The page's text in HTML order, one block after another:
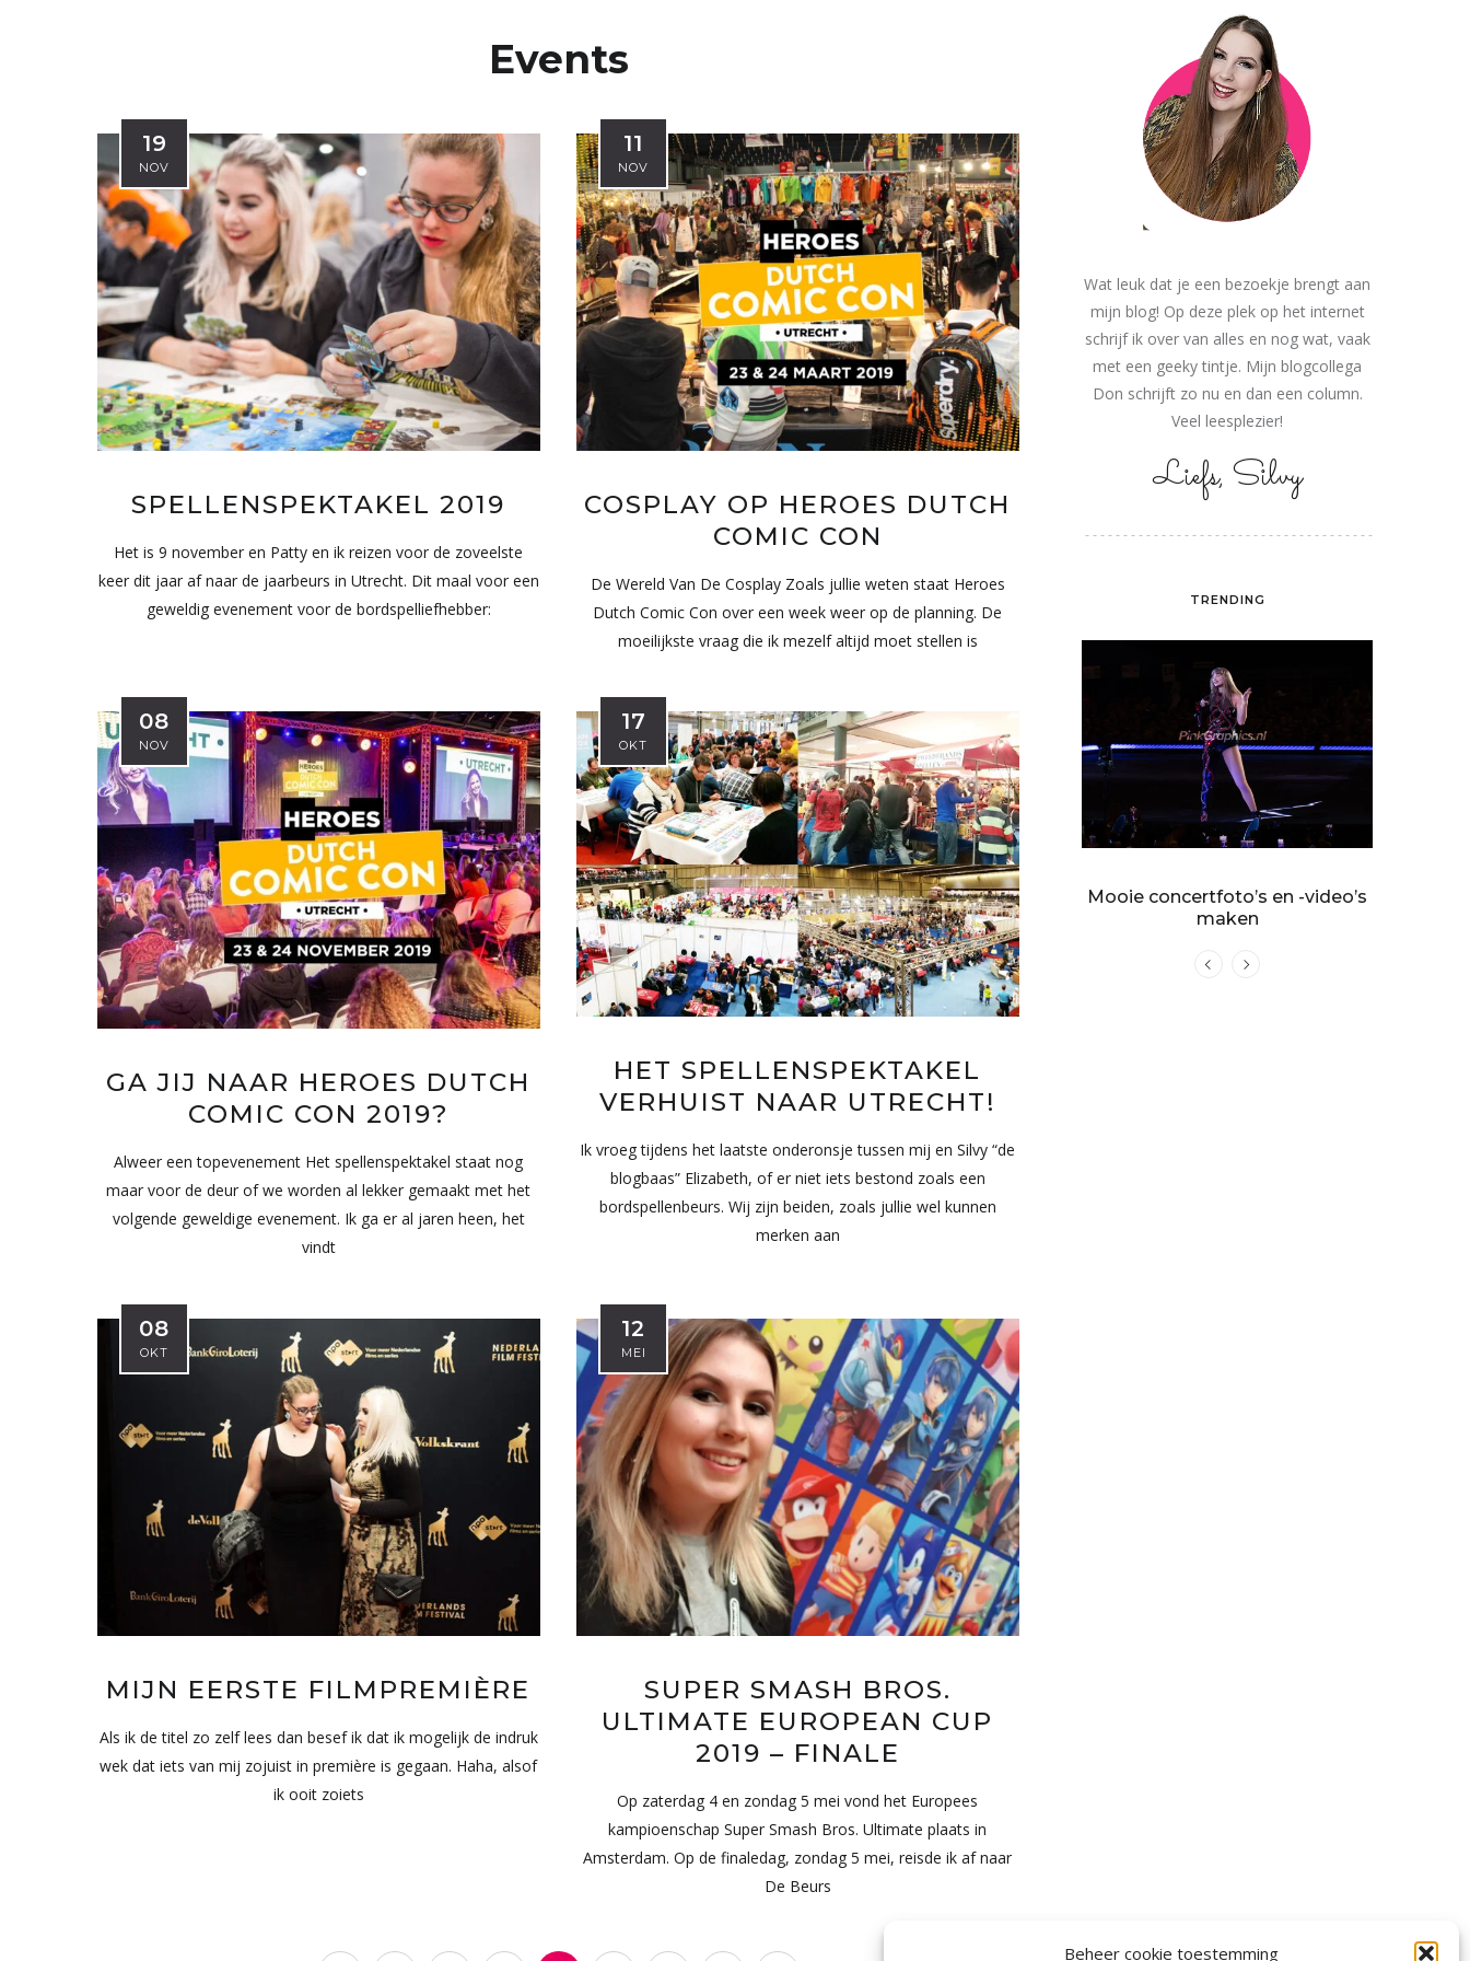
Beheer cookie toestemming
Events
19
NOV
SPELLENSPEKTAKEL 2019
Het is 9 november en Patty en ik reizen voor de zoveelste
keer dit jaar af naar de jaarbeurs in Utrecht. Dit maal voor een
geweldig evenement voor de bordspelliefhebber:
11
NOV
COSPLAY OP HEROES DUTCH
COMIC CON
De Wereld Van De Cosplay Zoals jullie weten staat Heroes
Dutch Comic Con over een week weer op de planning. De
moeilijkste vraag die ik mezelf altijd moet stellen is
08
NOV
GA JIJ NAAR HEROES DUTCH
COMIC CON 2019?
Alweer een topevenement Het spellenspektakel staat nog
maar voor de deur of we worden al lekker gemaakt met het
volgende geweldige evenement. Ik ga er al jaren heen, het
vindt
17
OKT
HET SPELLENSPEKTAKEL
VERHUIST NAAR UTRECHT!
Ik vroeg tijdens het laatste onderonsje tussen mij en Silvy “de
blogbaas” Elizabeth, of er niet iets bestond zoals een
bordspellenbeurs. Wij zijn beiden, zoals jullie wel kunnen
merken aan
08
OKT
MIJN EERSTE FILMPREMIÈRE
Als ik de titel zo zelf lees dan besef ik dat ik mogelijk de indruk
wek dat iets van mij zojuist in première is gegaan. Haha, alsof
ik ooit zoiets
12
MEI
SUPER SMASH BROS.
ULTIMATE EUROPEAN CUP
2019 – FINALE
Op zaterdag 4 en zondag 5 mei vond het Europees
kampioenschap Super Smash Bros. Ultimate plaats in
Amsterdam. Op de finaledag, zondag 5 mei, reisde ik af naar
De Beurs
Wat leuk dat je een bezoekje brengt aan
mijn blog! Op deze plek op het internet
schrijf ik over van alles en nog wat, vaak
met een geeky tintje. Mijn blogcollega
Don schrijft zo nu en dan een column.
Veel leesplezier!
Liefs, Silvy
TRENDING
Ik ging naar The Eras Tour in
Amsterdam
Het leed dat demonstreren heet
Mooie concertfoto’s en -video’s
maken